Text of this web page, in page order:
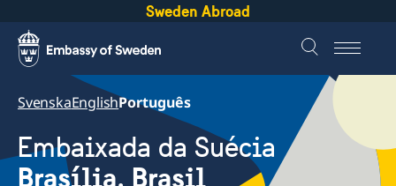
Sweden Abroad
SvenskaEnglishPortuguês
Embaixada da Suécia
Brasília, Brasil